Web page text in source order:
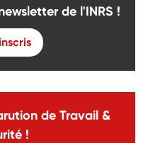
de l'INRS !
de Travail &
!